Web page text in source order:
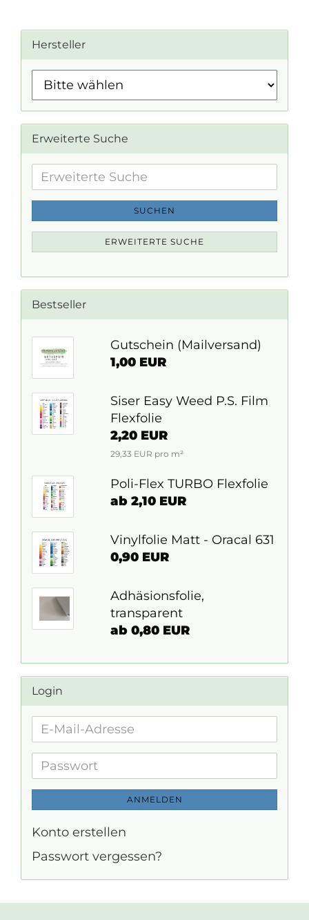
Hersteller
Erweiterte Suche
Erweiterte
Suche
SUCHEN
ERWEITERTE SUCHE
Bestseller
Gutschein (Mailversand)
1,00 EUR
Siser Easy Weed P.S. Film
Flexfolie
2,20 EUR
29,33 EUR pro m²
Poli-Flex TURBO Flexfolie
ab 2,10 EUR
Vinylfolie Matt - Oracal 631
0,90 EUR
Adhäsionsfolie,
transparent
ab 0,80 EUR
Login
E-
Adresse
Passwort
ANMELDEN
Konto erstellen
Passwort vergessen?